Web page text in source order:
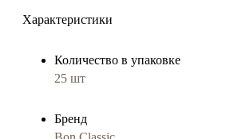
Характеристики
Количество в упаковке
25 шт
Бренд